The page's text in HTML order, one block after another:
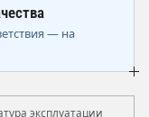
— на
эксплуатации